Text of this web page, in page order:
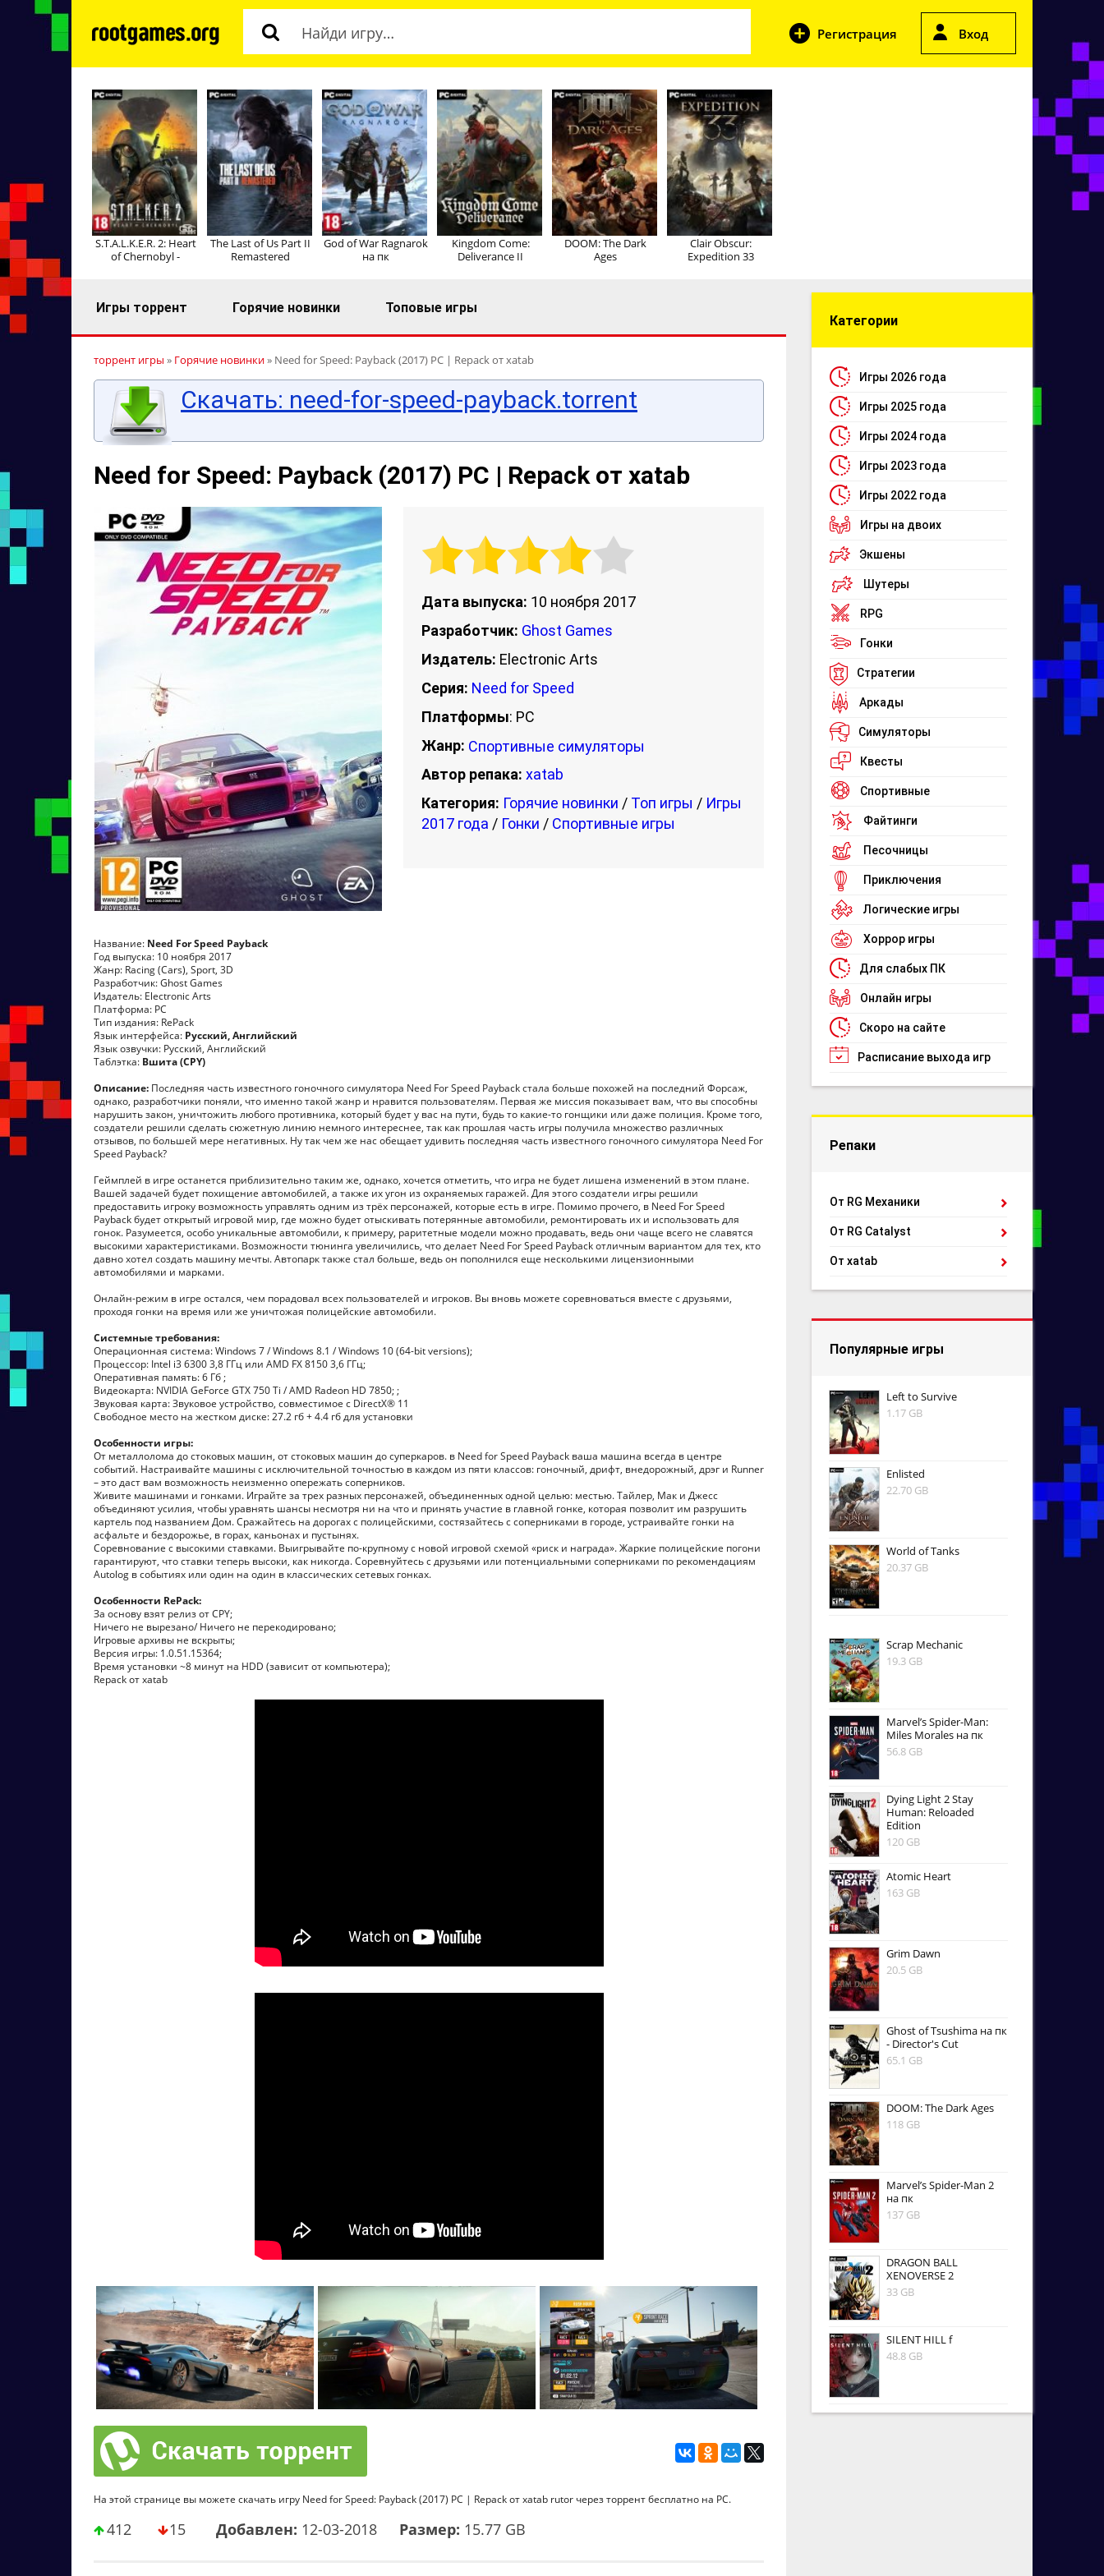
Регистрация Вход
S.T.A.L.K.E.R. 2: Heart
of Chernobyl -
The Last of Us Part II
Remastered
God of War Ragnarok
на пк
Kingdom Come:
Deliverance II
DOOM: The Dark
Ages
Clair Obscur:
Expedition 33
Игры торрент Горячие новинки Топовые игры
торрент игры » Горячие новинки» Need for Speed: Payback (2017) PC | Repack от xatab
Скачать: need-for-speed-payback.torrent
Need for Speed: Payback (2017) PC | Repack от xatab
Дата выпуска: 10 ноября 2017
Разработчик: Ghost Games
Издатель: Electronic Arts
Серия: Need for Speed
Платформы: PC
Жанр: Спортивные симуляторы
Автор репака: xatab
Категория: Горячие новинки / Топ игры / Игры
2017 года / Гонки / Спортивные игры
Название: Need For Speed Payback
Год выпуска: 10 ноября 2017
Жанр: Racing (Cars), Sport, 3D
Разработчик: Ghost Games
Издатель: Electronic Arts
Платформа: PC
Тип издания: RePack
Язык интерфейса: Русский, Английский
Язык озвучки: Русский, Английский
Таблэтка: Вшита (CPY)
Описание: Последняя часть известного гоночного симулятора Need For Speed Payback стала больше похожей на последний Форсаж,
однако, разработчики поняли, что именно такой жанр и нравится пользователям. Первая же миссия показывает вам, что вы способны
нарушить закон, уничтожить любого противника, который будет у вас на пути, будь то какие-то гонщики или даже полиция. Кроме того,
создатели решили сделать сюжетную линию немного интереснее, так как прошлая часть игры получила множество различных
отзывов, по большей мере негативных. Ну так чем же нас обещает удивить последняя часть известного гоночного симулятора Need For
Speed Payback?
Геймплей в игре останется приблизительно таким же, однако, хочется отметить, что игра не будет лишена изменений в этом плане.
Вашей задачей будет похищение автомобилей, а также их угон из охраняемых гаражей. Для этого создатели игры решили
предоставить игроку возможность управлять одним из трёх персонажей, которые есть в игре. Помимо прочего, в Need For Speed
Payback будет открытый игровой мир, где можно будет отыскивать потерянные автомобили, ремонтировать их и использовать для
гонок. Разумеется, особо уникальные автомобили, к примеру, раритетные модели можно продавать, ведь они чаще всего не славятся
высокими характеристиками. Возможности тюнинга увеличились, что делает Need For Speed Payback отличным вариантом для тех, кто
давно хотел создать машину мечты. Автопарк также стал больше, ведь он пополнился еще несколькими лицензионными
автомобилями и марками.
Онлайн-режим в игре остался, чем порадовал всех пользователей и игроков. Вы вновь можете соревноваться вместе с друзьями,
проходя гонки на время или же уничтожая полицейские автомобили.
Системные требования:
Операционная система: Windows 7 / Windows 8.1 / Windows 10 (64-bit versions);
Процессор: Intel i3 6300 3,8 ГГц или AMD FX 8150 3,6 ГГц;
Оперативная память: 6 Гб ;
Видеокарта: NVIDIA GeForce GTX 750 Ti / AMD Radeon HD 7850; ;
Звуковая карта: Звуковое устройство, совместимое с DirectX® 11
Свободное место на жестком диске: 27.2 гб + 4.4 гб для установки
Особенности игры:
От металлолома до стоковых машин, от стоковых машин до суперкаров. в Need for Speed Payback ваша машина всегда в центре
событий. Настраивайте машины с исключительной точностью в каждом из пяти классов: гоночный, дрифт, внедорожный, дрэг и Runner
– это даст вам возможность неизменно опережать соперников.
Живите машинами и гонками. Играйте за трех разных персонажей, объединенных одной целью: местью. Тайлер, Мак и Джесс
объединяют усилия, чтобы уравнять шансы несмотря ни на что и принять участие в главной гонке, которая позволит им разрушить
картель под названием Дом. Сражайтесь на дорогах с полицейскими, состязайтесь с соперниками в городе, устраивайте гонки на
асфальте и бездорожье, в горах, каньонах и пустынях.
Соревнование с высокими ставками. Выигрывайте по-крупному с новой игровой схемой «риск и награда». Жаркие полицейские погони
гарантируют, что ставки теперь высоки, как никогда. Соревнуйтесь с друзьями или потенциальными соперниками по рекомендациям
Autolog в событиях или один на один в классических сетевых гонках.
Особенности RePack:
За основу взят релиз от CPY;
Ничего не вырезано/ Ничего не перекодировано;
Игровые архивы не вскрыты;
Версия игры: 1.0.51.15364;
Время установки ~8 минут на HDD (зависит от компьютера);
Repack от xatab
На этой странице вы можете скачать игру Need for Speed: Payback (2017) PC | Repack от xatab rutor через торрент бесплатно на PC.
412 15 Добавлен: 12-03-2018 Размер: 15.77 GB
Категории
Игры 2026 года
Игры 2025 года
Игры 2024 года
Игры 2023 года
Игры 2022 года
Игры на двоих
Экшены
Шутеры
RPG
Гонки
Стратегии
Аркады
Симуляторы
Квесты
Спортивные
Файтинги
Песочницы
Приключения
Логические игры
Хоррор игры
Для слабых ПК
Онлайн игры
Скоро на сайте
Расписание выхода игр
Репаки
От RG Механики
От RG Catalyst
От xatab
Популярные игры
Left to Survive
1.17 GB
Enlisted
22.70 GB
World of Tanks
20.37 GB
Scrap Mechanic
19.3 GB
Marvel’s Spider-Man:
Miles Morales на пк
56.8 GB
Dying Light 2 Stay
Human: Reloaded
Edition
120 GB
Atomic Heart
163 GB
Grim Dawn
20.5 GB
Ghost of Tsushima на пк
- Director's Cut
65.1 GB
DOOM: The Dark Ages
118 GB
Marvel’s Spider-Man 2
на пк
137 GB
DRAGON BALL
XENOVERSE 2
33 GB
SILENT HILL f
48.8 GB